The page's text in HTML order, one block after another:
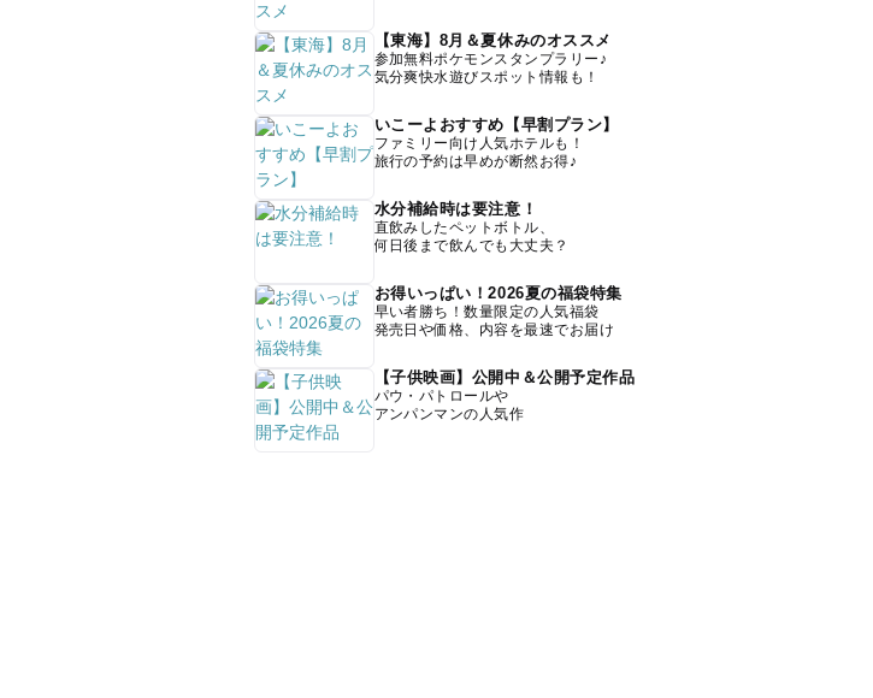
【東海】8月＆夏休みのオススメ
参加無料ポケモンスタンプラリー♪
気分爽快水遊びスポット情報も！
いこーよおすすめ【早割プラン】
ファミリー向け人気ホテルも！
旅行の予約は早めが断然お得♪
水分補給時は要注意！
直飲みしたペットボトル、
何日後まで飲んでも大丈夫？
お得いっぱい！2026夏の福袋特集
早い者勝ち！数量限定の人気福袋
発売日や価格、内容を最速でお届け
【子供映画】公開中＆公開予定作品
パウ・パトロールや
アンパンマンの人気作